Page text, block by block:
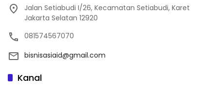
Jalan Setiabudi I/26, Kecamatan Setiabudi, Karet
Jakarta Selatan 12920
081574567070
bisnisasiaid@gmail.com
Kanal